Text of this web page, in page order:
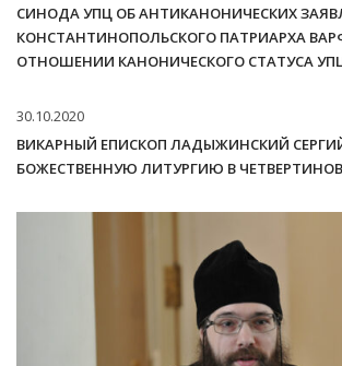
СИНОДА УПЦ ОБ АНТИКАНОНИЧЕСКИХ
КОНСТАНТИНОПОЛЬСКОГО ПАТРИАРХА
ОТНОШЕНИИ КАНОНИЧЕСКОГО СТАТУСА
30.10.2020
ВИКАРНЫЙ ЕПИСКОП ЛАДЫЖИНСКИЙ
БОЖЕСТВЕННУЮ ЛИТУРГИЮ В